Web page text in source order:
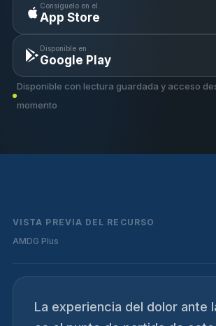
Consíguelo en el
App Store
Disponible en
Google Play
Disponible con lectura guardada y acceso
momento
VISTA PREVIA DEL RECURSO
AMDG Plus
La experiencia del dolor ante